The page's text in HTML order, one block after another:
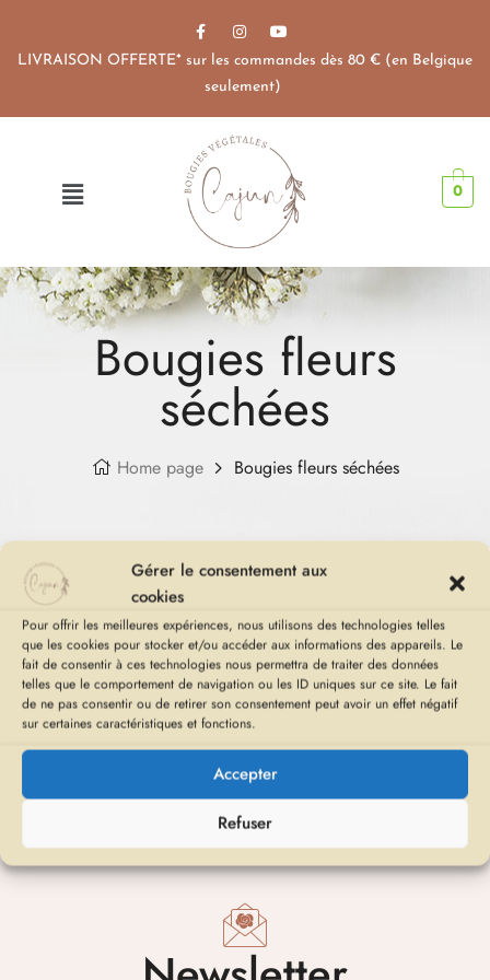
Gérer le consentement aux
cookies
Pour offrir les meilleures expériences, nous utilisons des technologies telles
que les cookies pour stocker et/ou accéder aux informations des appareils. Le
fait de consentir à ces technologies nous permettra de traiter des données
telles que le comportement de navigation ou les ID uniques sur ce site. Le fait
de ne pas consentir ou de retirer son consentement peut avoir un effet négatif
sur certaines caractéristiques et fonctions.
Accepter
Refuser
LIVRAISON OFFERTE* sur les commandes dès 80 € (en Belgique
seulement)
0
Bougies fleurs
séchées
Home page Bougies fleurs séchées
Aucun produit ne correspond à votre sélection.
BoutiqueRevendeurs